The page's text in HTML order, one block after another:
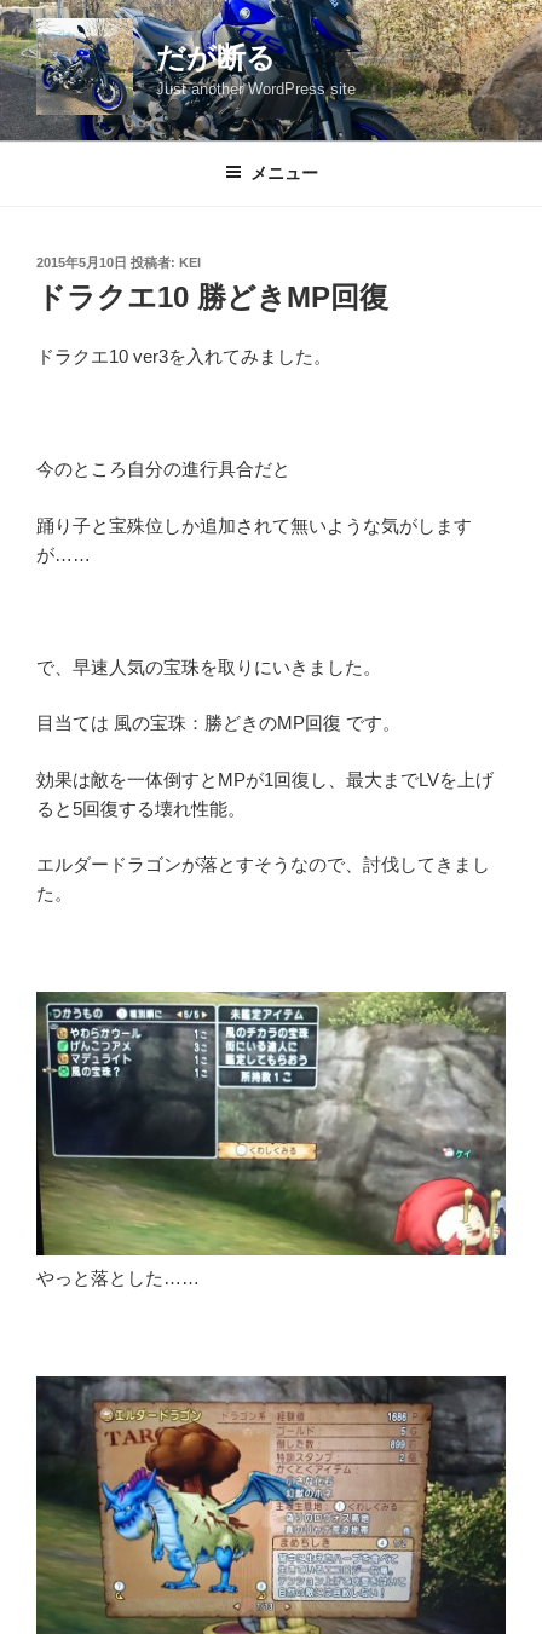
コ
ン
テ
ン
ツ
だが断る
Just another WordPress site
メニュー
投
稿
2015年5月10日 投稿者: KEI
ドラクエ10 勝どきMP回復
ドラクエ10 ver3を入れてみました。
今のところ自分の進行具合だと
踊り子と宝殊位しか追加されて無いような気がします
が……
で、早速人気の宝珠を取りにいきました。
目当ては 風の宝珠：勝どきのMP回復 です。
効果は敵を一体倒すとMPが1回復し、最大までLVを上げ
ると5回復する壊れ性能。
エルダードラゴンが落とすそうなので、討伐してきまし
た。
やっと落とした……